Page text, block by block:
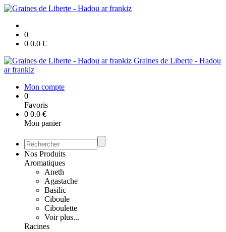
0
0 0.0 €
Graines de Liberte - Hadou
ar frankiz
Mon compte
0
Favoris
0 0.0 €
Mon panier
Nos Produits
Aromatiques
Aneth
Agastache
Basilic
Ciboule
Ciboulette
Voir plus...
Racines